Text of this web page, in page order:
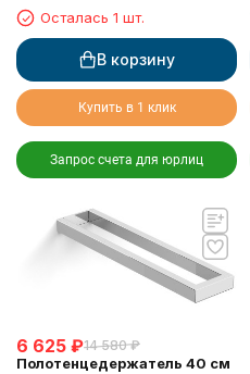
к стене одинарный 22 см
30038A
Осталась 1 шт.
В корзину
Купить в 1 клик
Запрос счета для юрлиц
6 625 ₽14 580 ₽
Полотенцедержатель 40 см